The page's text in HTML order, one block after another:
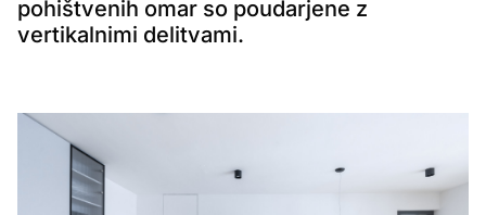
pohištvenih omar so poudarjene z
vertikalnimi delitvami.